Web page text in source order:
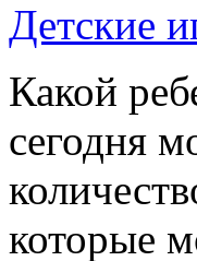
Детские
Какой
сегодня
которые